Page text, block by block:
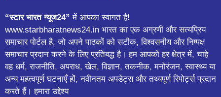
“स्टार भारत न्यूज24” में आपका स्वागत है!
www.starbharatnews24.in भारत का एक अग्रणी और सत्यप्रिय
समाचार पोर्टल है, जो अपने पाठकों को सटीक, विश्वसनीय और निष्पक्ष
समाचार प्रदान करने के लिए प्रतिबद्ध है। हम आपको हर क्षेत्र में, चाहे
वह धर्म, राजनीति, अपराध, खेल, विज्ञान, तकनीक, मनोरंजन, स्वास्थ्य या
अन्य महत्वपूर्ण घटनाएँ हों, नवीनतम अपडेट्स और तथ्यपूर्ण रिपोर्ट्स प्रदान
करते हैं। हमारा उद्देश्य